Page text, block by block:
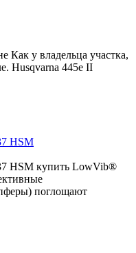
Как у владельца участка,
Husqvarna 445e II
HSM
HSM купить LowVib®
поглощают